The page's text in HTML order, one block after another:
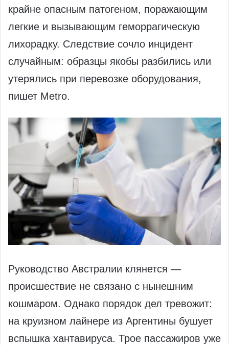
крайне опасным патогеном, поражающим
легкие и вызывающим геморрагическую
лихорадку. Следствие сочло инцидент
случайным: образцы якобы разбились или
утерялись при перевозке оборудования,
пишет Metro.
Руководство Австралии клянется —
происшествие не связано с нынешним
кошмаром. Однако порядок дел тревожит:
на круизном лайнере из Аргентины бушует
вспышка хантавируса. Трое пассажиров уже